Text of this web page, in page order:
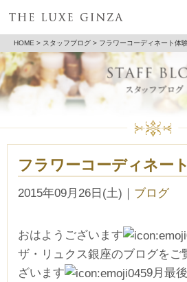
HOME > スタッフブログ > フラワーコーディネート体験
フラワーコーディネー
2015年09月26日(土) ｜ ブログ
おはようございます
ザ・リュクス銀座のブログをご
ざいます
9月最